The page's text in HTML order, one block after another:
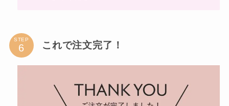
STEP
これで注文完了！